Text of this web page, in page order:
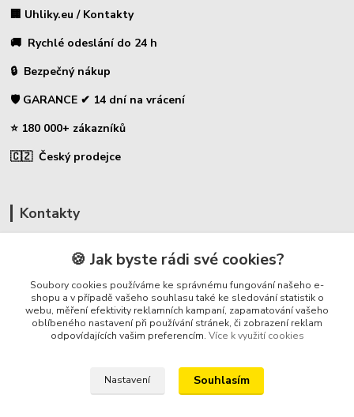
🏢 Uhliky.eu / Kontakty
🚚 Rychlé odeslání do 24 h
🔒 Bezpečný nákup
🛡️ GARANCE ✔ 14 dní na vrácení
⭐ 180 000+ zákazníků
🇨🇿 Český prodejce
Kontakty
🛡️ Zákaznická podpora
📞 728 007 997
⏰ Po-Pá - 7:00 - 13:30
info@repulse.cz
🍪 Jak byste rádi své cookies?
Soubory cookies používáme ke správnému fungování našeho e-
shopu a v případě vašeho souhlasu také ke sledování statistik o
webu, měření efektivity reklamních kampaní, zapamatování vašeho
oblíbeného nastavení při používání stránek, či zobrazení reklam
odpovídajících vašim preferencím. Více k využití cookies
Nastavení Souhlasím